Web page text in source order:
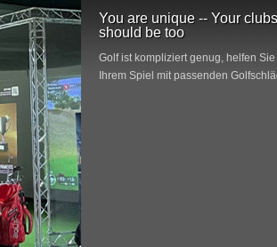
You are unique -- Your clubs
should be too
Golf ist kompliziert genug, helfen Sie
Ihrem Spiel mit passenden